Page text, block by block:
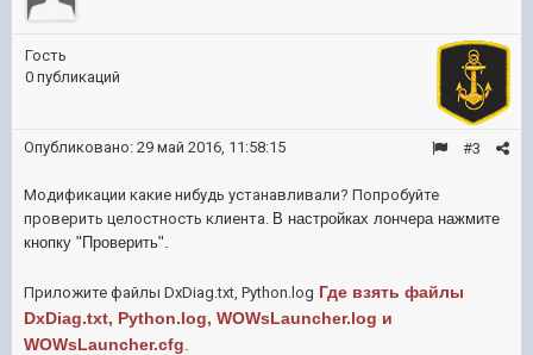
Гость
0 публикаций
#3
Опубликовано: 29 май 2016, 11:58:15
Модификации какие нибудь устанавливали? Попробуйте
проверить целостность клиента. В настройках лончера нажмите
кнопку "Проверить".
Приложите файлы DxDiag.txt, Python.log Где взять файлы
DxDiag.txt, Python.log, WOWsLauncher.log и
WOWsLauncher.cfg